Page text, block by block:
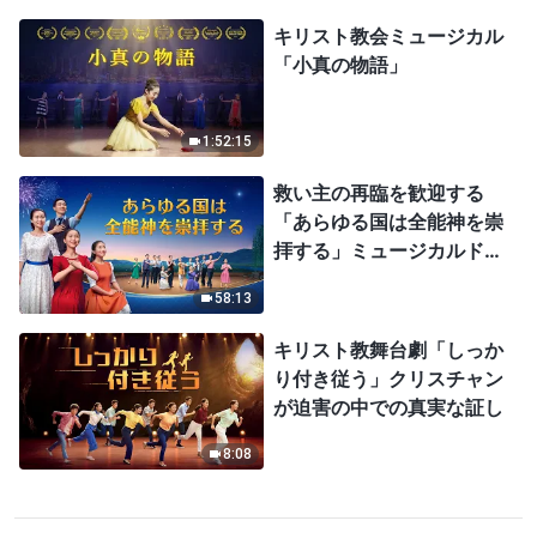
1:52:15
キリスト教会ミュージカル
「小真の物語」
58:13
救い主の再臨を歓迎する
「あらゆる国は全能神を崇
拝する」ミュージカルドラ
8:08
キリスト教舞台劇「しっか
り付き従う」クリスチャン
が迫害の中での真実な証し